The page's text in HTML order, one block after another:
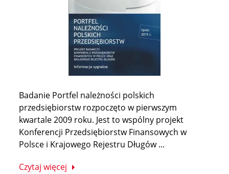
Badanie Portfel należności polskich
przedsiębiorstw rozpoczęto w pierwszym
kwartale 2009 roku. Jest to wspólny projekt
Konferencji Przedsiębiorstw Finansowych w
Polsce i Krajowego Rejestru Długów ...
Czytaj więcej